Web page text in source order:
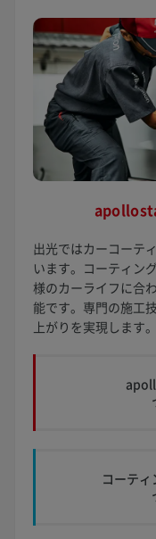
出光ではカーコーテ
います。コーティン
様のカーライフに合
能です。専門の施工
上がりを実現します。
コーテ